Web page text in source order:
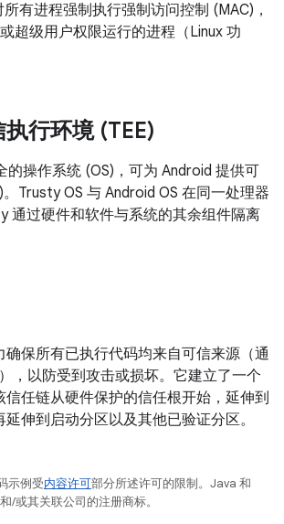
所有进程强制执行强制访问控制 (MAC)，
超级用户权限运行的进程（Linux 功
行环境 (TEE)
的操作系统 (OS)，可为 Android 提供可
Trusty OS 与 Android OS 在同一处理器
通过硬件和软件与系统的其余组件隔离
确保所有已执行代码均来自可信来源（通
，以防受到攻击或损坏。它建立了一个
信任链从硬件保护的信任根开始，延伸到
伸到启动分区以及其他已验证分区。
示例受内容许可部分所述许可的限制。Java 和
/或其关联公司的注册商标。